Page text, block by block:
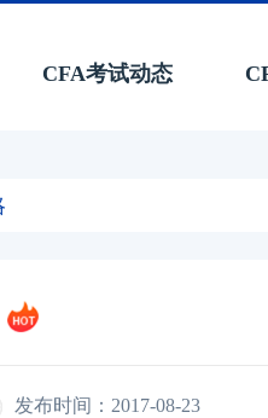
CFA考试动态
发布时间：2017-08-23